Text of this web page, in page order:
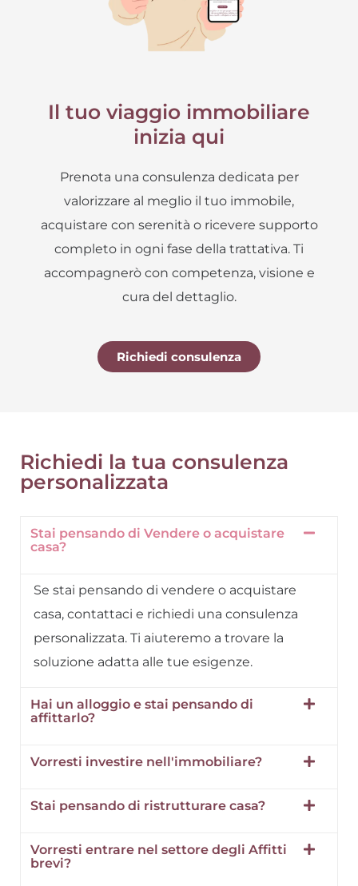
Il tuo viaggio immobiliare
inizia qui
Prenota una consulenza dedicata per
valorizzare al meglio il tuo immobile,
acquistare con serenità o ricevere supporto
completo in ogni fase della trattativa. Ti
accompagnerò con competenza, visione e
cura del dettaglio.
Richiedi consulenza
Richiedi la tua consulenza
personalizzata
Stai pensando di Vendere o acquistare
casa?
Se stai pensando di vendere o acquistare
casa, contattaci e richiedi una consulenza
personalizzata. Ti aiuteremo a trovare la
soluzione adatta alle tue esigenze.
Hai un alloggio e stai pensando di
affittarlo?
Vorresti investire nell'immobiliare?
Stai pensando di ristrutturare casa?
Vorresti entrare nel settore degli Affitti
brevi?